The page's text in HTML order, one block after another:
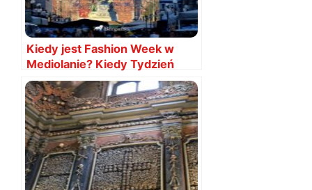
Kiedy jest Fashion Week w
Mediolanie? Kiedy Tydzień
Mody 2024